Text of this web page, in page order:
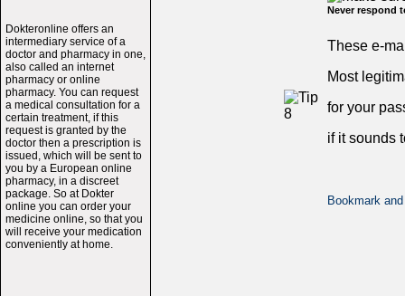
Dokteronline offers an
intermediary service of a
doctor and pharmacy in one,
also called an internet
pharmacy or online
pharmacy. You can request
a medical consultation for a
certain treatment, if this
request is granted by the
doctor then a prescription is
issued, which will be sent to
you by a European online
pharmacy, in a discreet
package. So at Dokter
online you can order your
medicine online, so that you
will receive your medication
conveniently at home.
Never respond
These e-
Most
for your
if it sounds